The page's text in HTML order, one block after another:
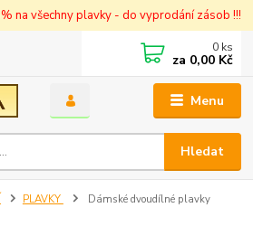
na všechny plavky - do vyprodání zásob !!!
Menu
Hledat
0 ks
za 0,00 Kč
PLAVKY
Dámské dvoudílné plavky